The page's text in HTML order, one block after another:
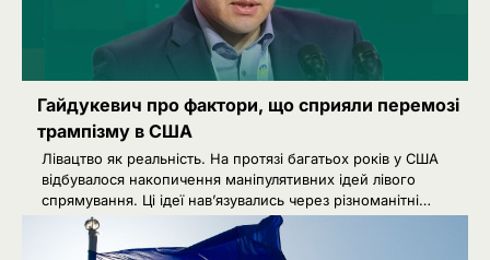
Гайдукевич про фактори, що сприяли перемозі
трампізму в США
Лівацтво як реальність. На протязі багатьох років у США
відбувалося накопичення маніпулятивних ідей лівого
спрямування. Ці ідеї нав’язувались через різноманітні…
РФ знеструмила Херсон: коли
повернуть світло в оселі